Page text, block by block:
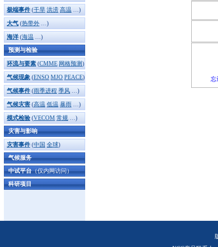
极端事件(干旱 洪涝 高温 …)
大气 (热带外 …)
海洋(海温 …)
预测与检验
环流与要素 (CMME 网格预测)
气候现象 (ENSO MJO PEACE)
气候事件(雨季进程 季风 …)
气候灾害 (高温 低温 暴雨 …)
模式检验(VECOM 常规 …)
灾害与影响
灾害事件(中国 全球)
气候服务
中试平台（仅内网访问）
科研项目
忘